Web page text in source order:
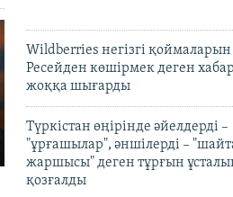
Wildberries негізгі қоймаларын
Ресейден көшірмек деген
жоққа шығарды
Түркістан өңірінде әйелдерді –
"ұрғашылар", әншілерді –
жаршысы" деген тұрғын
қозғалды